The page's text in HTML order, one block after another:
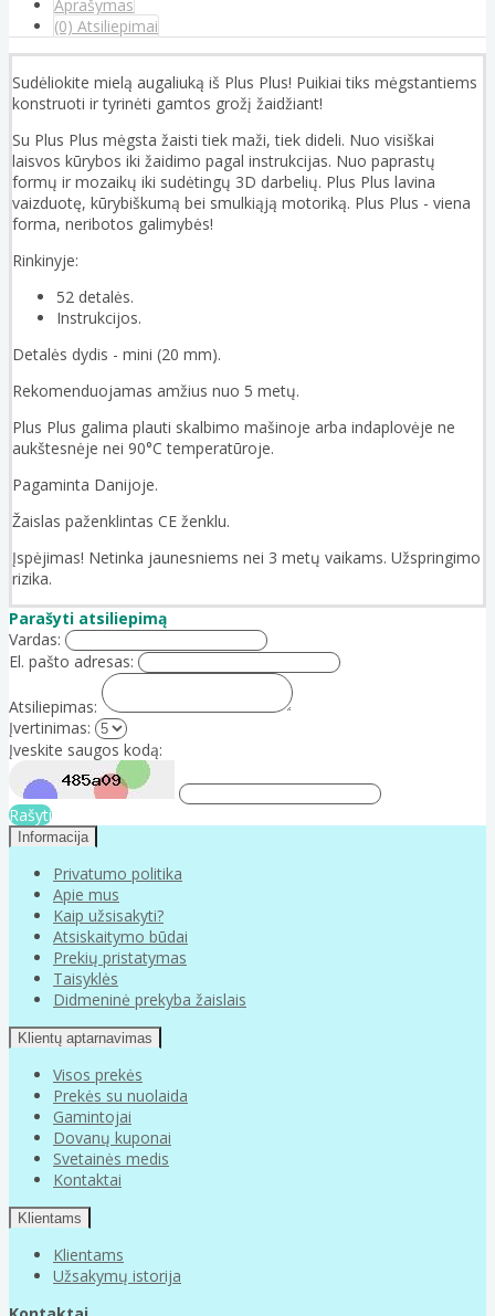
Aprašymas
(0) Atsiliepimai
Sudėliokite mielą augaliuką iš Plus Plus! Puikiai tiks mėgstantiems
konstruoti ir tyrinėti gamtos grožį žaidžiant!
Su Plus Plus mėgsta žaisti tiek maži, tiek dideli. Nuo visiškai
laisvos kūrybos iki žaidimo pagal instrukcijas. Nuo paprastų
formų ir mozaikų iki sudėtingų 3D darbelių. Plus Plus lavina
vaizduotę, kūrybiškumą bei smulkiąją motoriką. Plus Plus - viena
forma, neribotos galimybės!
Rinkinyje:
52 detalės.
Instrukcijos.
Detalės dydis - mini (20 mm).
Rekomenduojamas amžius nuo 5 metų.
Plus Plus galima plauti skalbimo mašinoje arba indaplovėje ne
aukštesnėje nei 90°C temperatūroje.
Pagaminta Danijoje.
Žaislas paženklintas CE ženklu.
Įspėjimas! Netinka jaunesniems nei 3 metų vaikams. Užspringimo
rizika.
Parašyti atsiliepimą
Vardas:
El. pašto adresas:
Atsiliepimas:
Įvertinimas:
Įveskite saugos kodą:
Rašyti
Informacija
Privatumo politika
Apie mus
Kaip užsisakyti?
Atsiskaitymo būdai
Prekių pristatymas
Taisyklės
Didmeninė prekyba žaislais
Klientų aptarnavimas
Visos prekės
Prekės su nuolaida
Gamintojai
Dovanų kuponai
Svetainės medis
Kontaktai
Klientams
Klientams
Užsakymų istorija